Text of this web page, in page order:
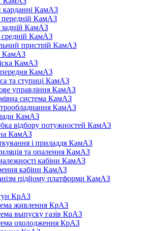
карданні КамАЗ
передній КамАЗ
задній КамАЗ
средній КамАЗ
пристрій КамАЗ
КамАЗ
КамАЗ
передня КамАЗ
та ступиці КамАЗ
управління КамАЗ
система КамАЗ
КамАЗ
КамАЗ
відбору потужностей КамАЗ
КамАЗ
і приладдя КамАЗ
та опалення КамАЗ
кабіни КамАЗ
кабіни КамАЗ
підйому платформи КамАЗ
КрАЗ
живлення КрАЗ
выпуску газів КрАЗ
охолодження КрАЗ